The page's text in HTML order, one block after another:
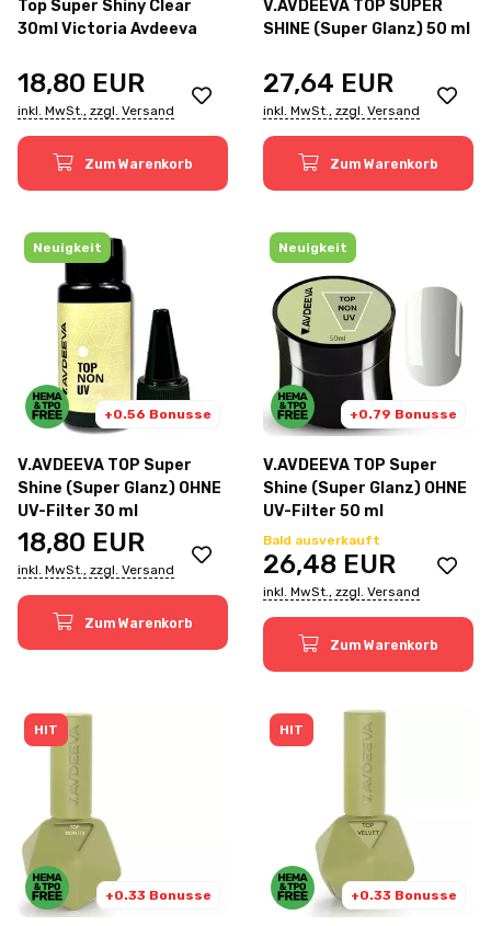
Top Super Shiny Clear
30ml Victoria Avdeeva
18,80 EUR
inkl. MwSt., zzgl. Versand
Zum Warenkorb
V.AVDEEVA TOP SUPER
SHINE (Super Glanz) 50 ml
27,64 EUR
inkl. MwSt., zzgl. Versand
Zum Warenkorb
Neuigkeit
+0.56 Bonusse
V.AVDEEVA TOP Super
Shine (Super Glanz) OHNE
UV-Filter 30 ml
18,80 EUR
inkl. MwSt., zzgl. Versand
Zum Warenkorb
Neuigkeit
+0.79 Bonusse
V.AVDEEVA TOP Super
Shine (Super Glanz) OHNE
UV-Filter 50 ml
Bald ausverkauft
26,48 EUR
inkl. MwSt., zzgl. Versand
Zum Warenkorb
HIT
+0.33 Bonusse
HIT
+0.33 Bonusse